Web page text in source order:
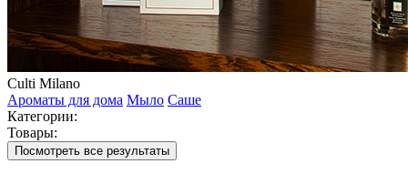
Culti Milano
Ароматы для дома Мыло Саше
Категории:
Товары:
Посмотреть все результаты